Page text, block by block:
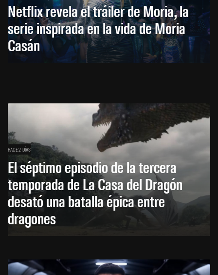
Netflix revela el tráiler de Moria, la
serie inspirada en la vida de Moria
Casán
HACE 2 DÍAS
El séptimo episodio de la tercera
temporada de La Casa del Dragón
desató una batalla épica entre
dragones